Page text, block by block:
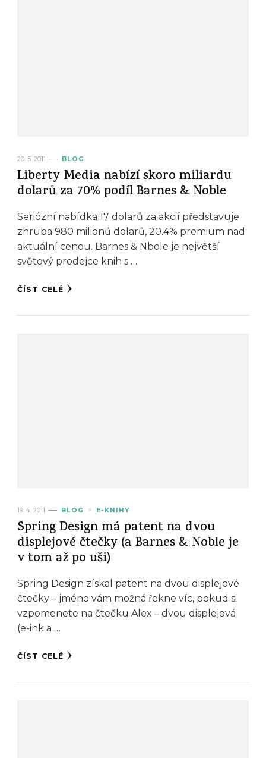
20. 5. 2011 BLOG
Liberty Media nabízí skoro miliardu
dolarů za 70% podíl Barnes & Noble
Seriózní nabídka 17 dolarů za akcií představuje
zhruba 980 milionů dolarů, 20.4% premium nad
aktuální cenou. Barnes & Nbole je největší
světový prodejce knih s …
ČÍST CELÉ
19. 4. 2011 BLOG E-KNIHY
Spring Design má patent na dvou
displejové čtečky (a Barnes & Noble je
v tom až po uši)
Spring Design získal patent na dvou displejové
čtečky – jméno vám možná řekne víc, pokud si
vzpomenete na čtečku Alex – dvou displejová
(e-ink a …
ČÍST CELÉ